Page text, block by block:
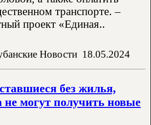
транспорте. –
проект «Единая..
Новости 18.05.2024
без жилья,
не могут получить новые